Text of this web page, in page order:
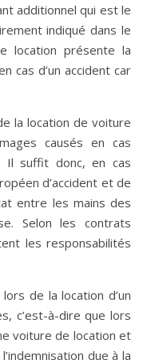
additionnel qui est le
indiqué dans le
location présente la
cas d’un accident car
la location de voiture
causés en cas
Il suffit donc, en cas
d’accident et de
entre les mains des
Selon les contrats
les responsabilités
de la location d’un
c’est-à-dire que lors
voiture de location et
due à la